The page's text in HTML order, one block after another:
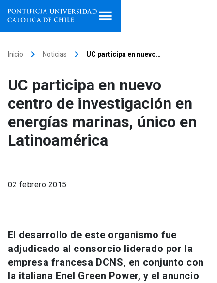
Facultades, escuelas e
institutos
Investigación
Información para keyboard_arrow_down
Futuros estudiantes
Go to english site launch
Inicio keyboard_arrow_right Noticias keyboard_arrow_right UC participa en nuevo…
UC participa en nuevo
centro de investigación en
energías marinas, único en
Latinoamérica
02 febrero 2015
El desarrollo de este organismo fue
adjudicado al consorcio liderado por la
empresa francesa DCNS, en conjunto con
la italiana Enel Green Power, y el anuncio